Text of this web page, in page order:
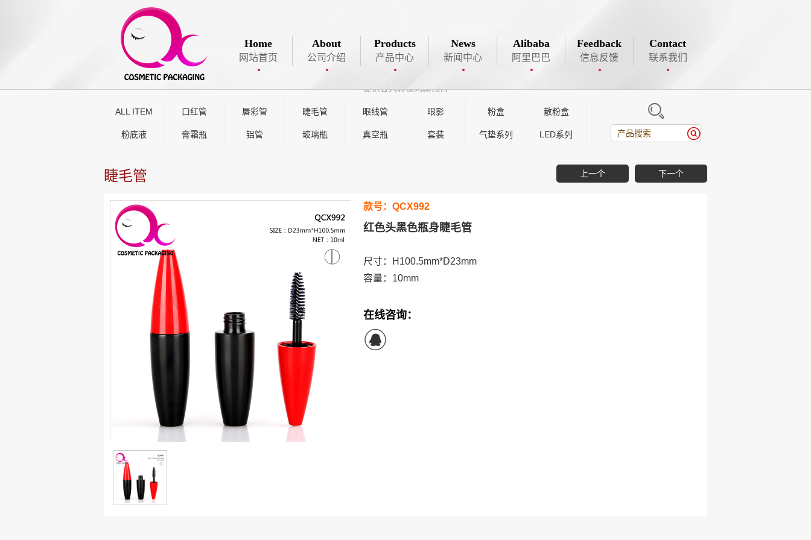
Home
网站首页
About
公司介绍
Products
产品中心
News
新闻中心
Alibaba
阿里巴巴
Feedback
信息反馈
Contact
联系我们

产品中心
提供各大彩妆同款包材


ALL ITEM 口红管 唇彩管 睫毛管 眼线管 眼影 粉盒 散粉盒
粉底液 膏霜瓶 铝管 玻璃瓶 真空瓶 套装 气垫系列 LED系列
睫毛管 上一个 下一个
款号：QCX992
红色头黑色瓶身睫毛管
尺寸：H100.5mm*D23mm
容量：10mm
在线咨询：
